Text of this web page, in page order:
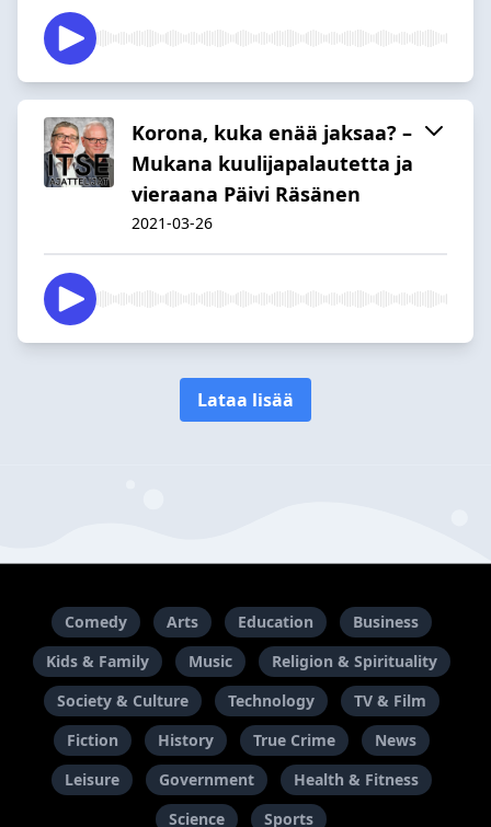
Korona, kuka enää jaksaa? –
Mukana kuulijapalautetta ja
vieraana Päivi Räsänen
2021-03-26
Lataa lisää
Comedy Arts Education
Business
Kids & Family
Music
Religion & Spirituality
Society & Culture
Technology
TV & Film
Fiction
History True Crime
News
Leisure
Government
Health & Fitness
Science
Sports